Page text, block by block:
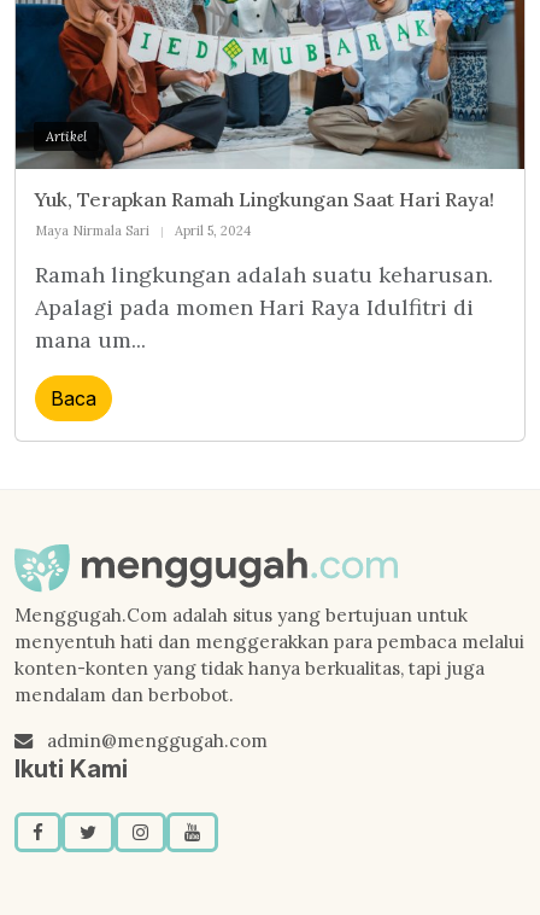
Artikel
Yuk, Terapkan Ramah Lingkungan Saat Hari Raya!
Maya Nirmala Sari April 5, 2024
Ramah lingkungan adalah suatu keharusan.
Apalagi pada momen Hari Raya Idulfitri di
mana um...
Baca
Menggugah.Com adalah situs yang bertujuan untuk
menyentuh hati dan menggerakkan para pembaca melalui
konten-konten yang tidak hanya berkualitas, tapi juga
mendalam dan berbobot.
admin@menggugah.com
Ikuti Kami